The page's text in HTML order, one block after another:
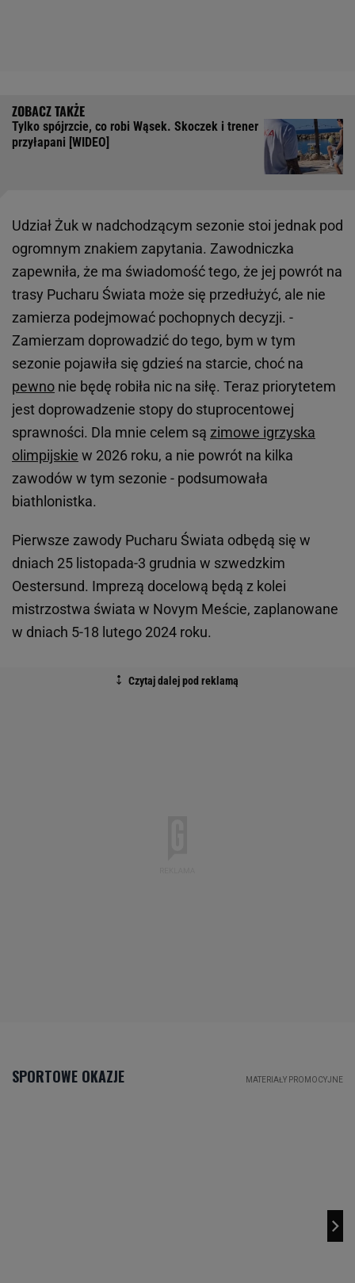
Tylko spójrzcie, co robi Wąsek. Skoczek i trener
przyłapani [WIDEO]
Udział Żuk w nadchodzącym sezonie stoi jednak pod
ogromnym znakiem zapytania. Zawodniczka
zapewniła, że ma świadomość tego, że jej powrót na
trasy Pucharu Świata może się przedłużyć, ale nie
zamierza podejmować pochopnych decyzji. -
Zamierzam doprowadzić do tego, bym w tym
sezonie pojawiła się gdzieś na starcie, choć na
pewno nie będę robiła nic na siłę. Teraz priorytetem
jest doprowadzenie stopy do stuprocentowej
sprawności. Dla mnie celem są zimowe igrzyska
olimpijskie w 2026 roku, a nie powrót na kilka
zawodów w tym sezonie - podsumowała
biathlonistka.
Pierwsze zawody Pucharu Świata odbędą się w
dniach 25 listopada-3 grudnia w szwedzkim
Oestersund. Imprezą docelową będą z kolei
mistrzostwa świata w Novym Meście, zaplanowane
w dniach 5-18 lutego 2024 roku.